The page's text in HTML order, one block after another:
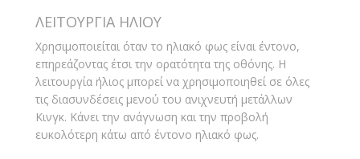
ΛΕΙΤΟΥΡΓΙΑ ΗΛΙΟΥ
Χρησιμοποιείται όταν το ηλιακό φως είναι έντονο,
επηρεάζοντας έτσι την ορατότητα της οθόνης. Η
λειτουργία ήλιος μπορεί να χρησιμοποιηθεί σε όλες
τις διασυνδέσεις μενού του ανιχνευτή μετάλλων
Κινγκ. Κάνει την ανάγνωση και την προβολή
ευκολότερη κάτω από έντονο ηλιακό φως.